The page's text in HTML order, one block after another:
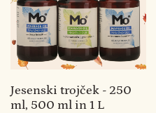
Jesenski trojček - 250
ml, 500 ml in 1 L